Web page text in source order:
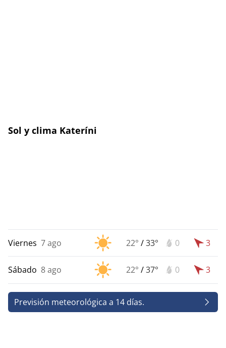
Sol y clima Kateríni
Viernes 7 ago 22° /33° 0 3
Sábado 8 ago 22° /37° 0 3
Previsión meteorológica a 14 días.